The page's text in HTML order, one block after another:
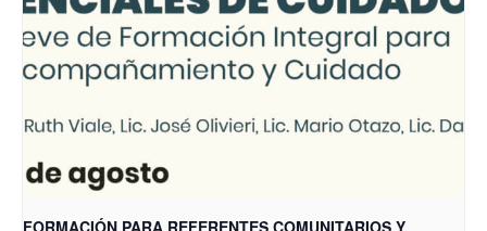
FORMACIÓN PARA REFERENTES COMUNITARIOS Y